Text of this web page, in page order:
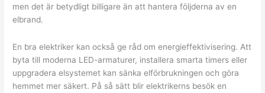
men det är betydligt billigare än att hantera följderna av en
elbrand.
En bra elektriker kan också ge råd om energieffektivisering. Att
byta till moderna LED-armaturer, installera smarta timers eller
uppgradera elsystemet kan sänka elförbrukningen och göra
hemmet mer säkert. På så sätt blir elektrikerns besök en